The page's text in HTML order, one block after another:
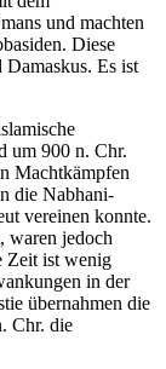
und machten
Diese
Es ist
um 900 n. Chr.
Machtkämpfen
die Nabhani-
vereinen konnte.
waren jedoch
Zeit ist wenig
in der
übernahmen die
Chr. die